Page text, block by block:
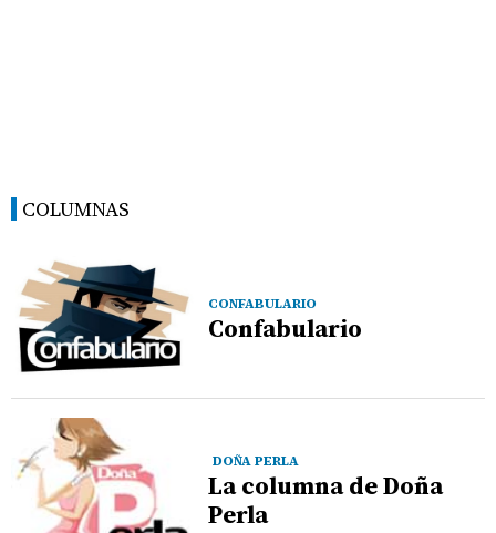
COLUMNAS
CONFABULARIO
Confabulario
DOÑA PERLA
La columna de Doña
Perla